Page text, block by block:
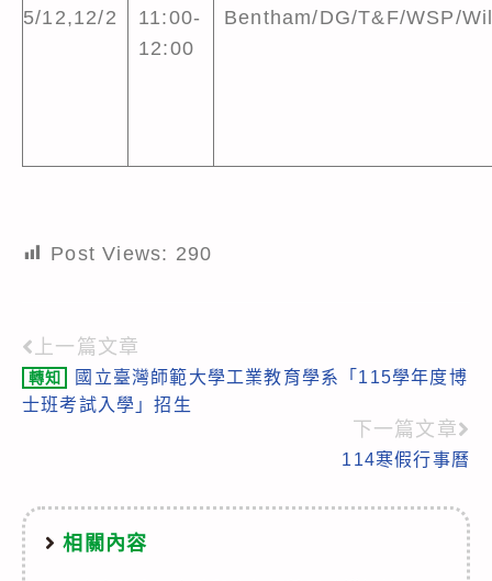
5/12,12/2
11:00-
12:00
Bentham/DG/T&F/WSP/
Post Views: 290
Read
more
上一篇文章
轉知
國立臺灣師範大學工業教育學系「115學年度博
士班考試入學」招生
下一篇文章
114寒假行事曆
相關內容